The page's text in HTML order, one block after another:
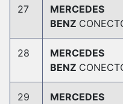
27
MERCEDES
BENZ
28
MERCEDES
BENZ
29
MERCEDES